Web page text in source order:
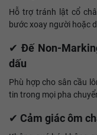
Hỗ trợ tránh lật cổ
bước xoay người hoặc
✔ Đế Non-
dấu
Phù hợp cho sân cầu
tin trong mọi pha
✔ Cảm giác ôm